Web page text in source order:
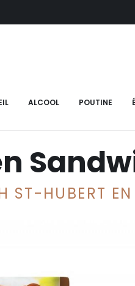
ALCOOL POUTINE
St-Hubert
HUBERT EN